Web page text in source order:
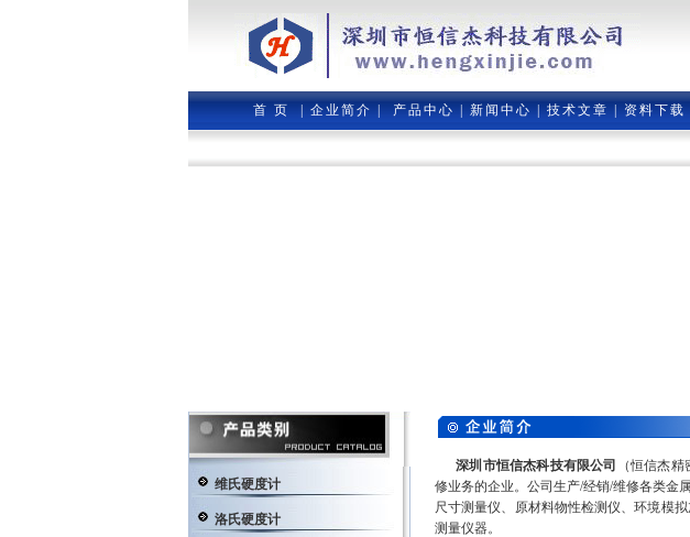
首 页 企业简介 产品中心 新闻中心 技术文章 资料下载
维氏硬度计
洛氏硬度计
深圳市恒信杰科技有限公司
（恒信杰
修业务的企业。公司生产/经销/维修各类金
尺寸测量仪、原材料物性检测仪、环境模
测量仪器。